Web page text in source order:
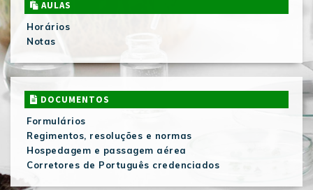
AULAS
Horários
Notas
DOCUMENTOS
Formulários
Regimentos, resoluções e normas
Hospedagem e passagem aérea
Corretores de Português credenciados